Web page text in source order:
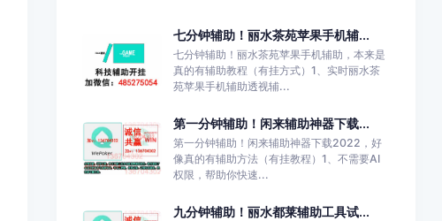
七分钟辅助！丽水茶苑苹果手机辅...
七分钟辅助！丽水茶苑苹果手机辅助，本来是
真的有辅助教程（有挂方式）1、实时丽水茶
苑苹果手机辅助透视辅...
第一分钟辅助！闲来辅助神器下载...
第一分钟辅助！闲来辅助神器下载2022，好
像真的有辅助方法（有挂教程）1、不需要AI
权限，帮助你快速...
九分钟辅助！丽水都莱辅助工具试...